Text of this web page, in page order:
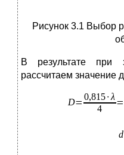
Рисунок 3.1 Выбор
В результате при
рассчитаем значение